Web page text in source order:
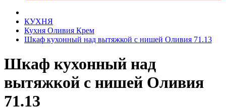
КУХНЯ
Кухня Оливия Крем
Шкаф кухонный над вытяжкой с нишей Оливия 71.13
Шкаф кухонный над
вытяжкой с нишей Оливия
71.13